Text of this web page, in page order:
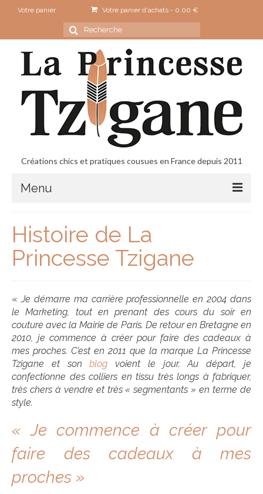
Votre panier Votre panier d'achats - 0.00 €
Rechercher
:
Créations chics et pratiques cousues en France depuis 2011
Menu
Contact
Idées cadeaux
Cadeaux FEMME
Cadeaux HOMME
Cadeaux ENFANTS
Cadeaux NAISSANCE
Bons plans
Histoire
Actualités
Revue de presse
Histoire de La
Princesse Tzigane
«Je démarre ma carrière professionnelle en 2004 dans
le Marketing, tout en prenant des cours du soir en
couture avec la Mairie de Paris. De retour en Bretagne en
2010, je commence à créer pour faire des cadeaux à
mes proches. C’est en 2011 que la marque La Princesse
Tzigane et sonblog voient le jour.Au départ, je
confectionne des colliers en tissu très longs à fabriquer,
très chers à vendre et très « segmentants » en terme de
style.
« Je commence à créer pour
faire des cadeaux à mes
proches »